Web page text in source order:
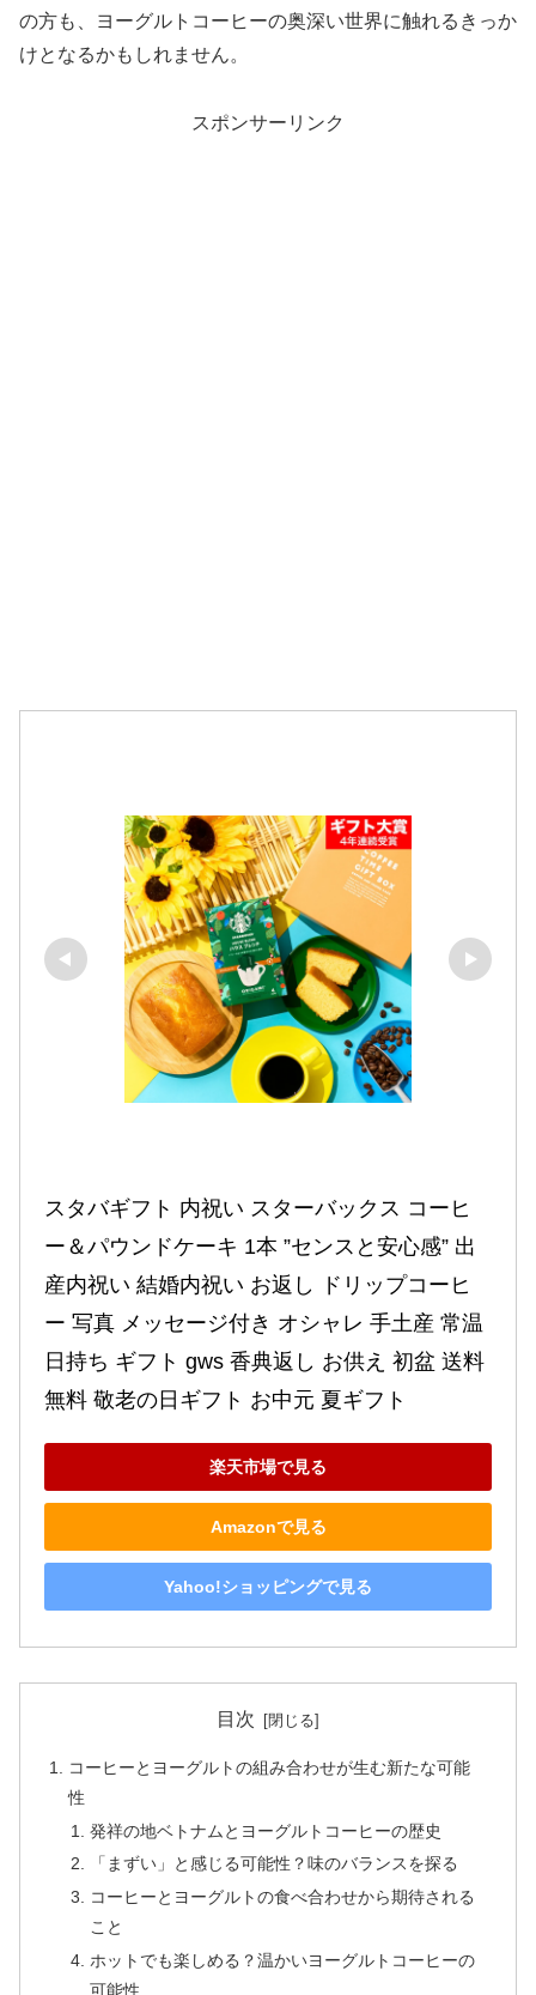
の方も、ヨーグルトコーヒーの奥深い世界に触れるきっか
けとなるかもしれません。
スポンサーリンク
スタバギフト 内祝い スターバックス コーヒ
ー＆パウンドケーキ 1本 ”センスと安心感” 出
産内祝い 結婚内祝い お返し ドリップコーヒ
ー 写真 メッセージ付き オシャレ 手土産 常温
日持ち ギフト gws 香典返し お供え 初盆 送料
無料 敬老の日ギフト お中元 夏ギフト
楽天市場で見る
Amazonで見る
Yahoo!ショッピングで見る
目次
コーヒーとヨーグルトの組み合わせが生む新たな可能
性
発祥の地ベトナムとヨーグルトコーヒーの歴史
「まずい」と感じる可能性？味のバランスを探る
コーヒーとヨーグルトの食べ合わせから期待される
こと
ホットでも楽しめる？温かいヨーグルトコーヒーの
可能性